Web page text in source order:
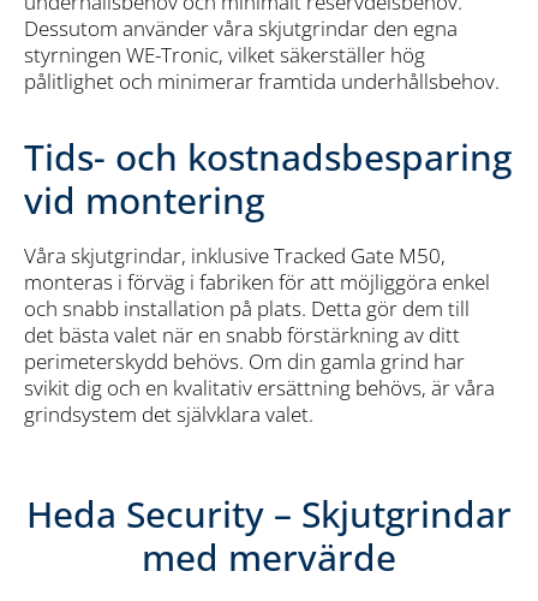
Tids- och kostnadsbesparing
vid montering
Våra skjutgrindar, inklusive Tracked Gate M50,
monteras i förväg i fabriken för att möjliggöra enkel
och snabb installation på plats. Detta gör dem till
det bästa valet när en snabb förstärkning av ditt
perimeterskydd behövs. Om din gamla grind har
svikit dig och en kvalitativ ersättning behövs, är våra
grindsystem det självklara valet.
Dessutom använder våra skjutgrindar den egna
styrningen WE-Tronic, vilket säkerställer hög
pålitlighet och minimerar framtida underhållsbehov.
Heda Security – Skjutgrindar
med mervärde